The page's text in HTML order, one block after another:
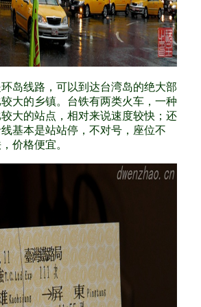
岛线路，可以到达台湾岛的绝大部
大的乡镇。台铁有两类火车，一种
大的站点，相对来说速度较快；还
基本是站站停，不对号，座位不
价格便宜。